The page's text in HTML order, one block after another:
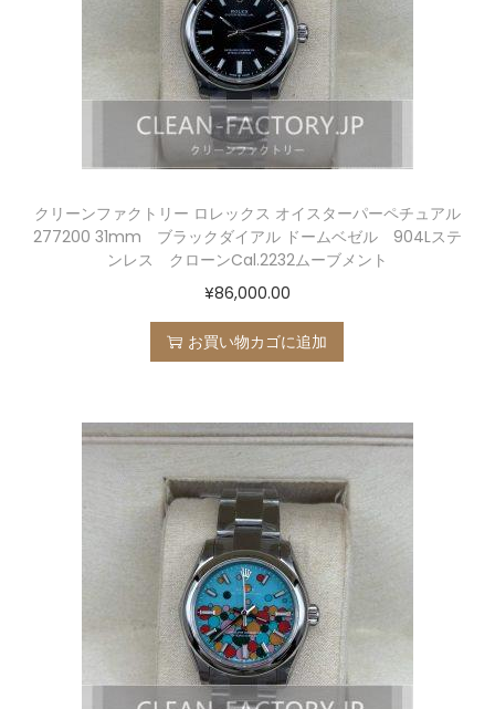
クリーンファクトリー ロレックス オイスターパーペチュアル
277200 31mm ブラックダイアル ドームベゼル 904Lステ
ンレス クローンCal.2232ムーブメント
¥86,000.00
お買い物カゴに追加